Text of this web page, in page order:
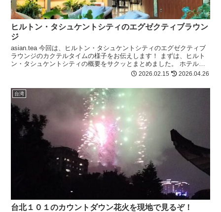
ヒルトン・タシュケントシティのエグゼクティブラウン
ジ
asian.tea 今回は、ヒルトン・タシュケントシティのエグゼクティブ
ラウンジのカクテルタイムの様子をお伝えします！ まずは、ヒルト
ン・タシュケントシティの概要をサクッとまとめました。 ホテルラ
2026.02.15 2026.04.26
台湾
台北１０１のカウントダウン花火を現地で見るぞ！